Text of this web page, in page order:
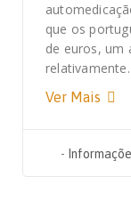
que os
de euros, um
Ver Mais
-